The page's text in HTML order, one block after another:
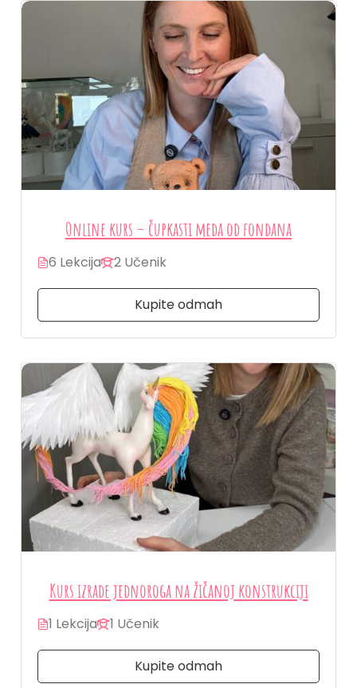
Online kurs – čupkasti meda od fondana
6 Lekcija 2 Učenik
Kupite odmah
Kurs izrade jednoroga na žičanoj konstrukciji
1 Lekcija 1 Učenik
Kupite odmah